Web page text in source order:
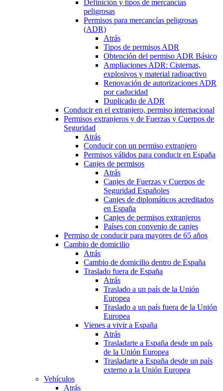
Definición y tipos de mercancías
peligrosas
Permisos para mercancías peligrosas
(ADR)
Atrás
Tipos de permisos ADR
Obtención del permiso ADR Básico
Ampliaciones ADR: Cisternas,
explosivos y material radioactivo
Renovación de autorizaciones ADR
por caducidad
Duplicado de ADR
Conducir en el extranjero, permiso internacional
Permisos extranjeros y de Fuerzas y Cuerpos de
Seguridad
Atrás
Conducir con un permiso extranjero
Permisos válidos para conducir en España
Canjes de permisos
Atrás
Canjes de Fuerzas y Cuerpos de
Seguridad Españoles
Canjes de diplomáticos acreditados
en España
Canjes de permisos extranjeros
Países con convenio de canjes
Permiso de conducir para mayores de 65 años
Cambio de domicilio
Atrás
Cambio de domicilio dentro de España
Traslado fuera de España
Atrás
Traslado a un país de la Unión
Europea
Traslado a un país fuera de la Unión
Europea
Vienes a vivir a España
Atrás
Trasladarte a España desde un país
de la Unión Europea
Trasladarte a España desde un país
externo a la Unión Europea
Vehículos
Atrás